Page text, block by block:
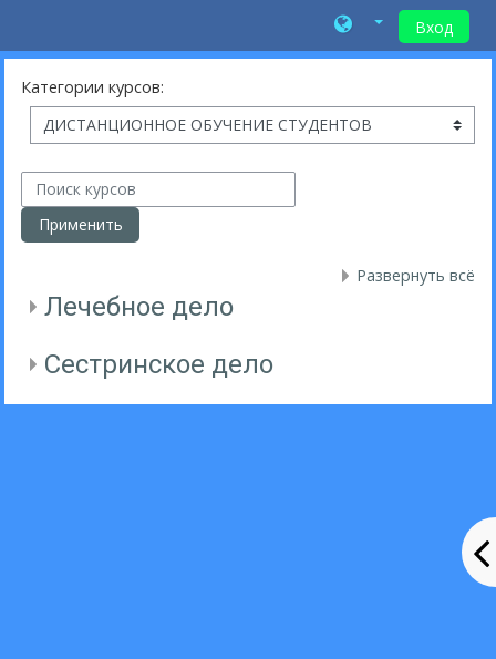
Перейти к основному содержанию
Вход
Категории курсов:
Поиск курсов
Применить
Развернуть всё
Лечебное дело
Сестринское дело